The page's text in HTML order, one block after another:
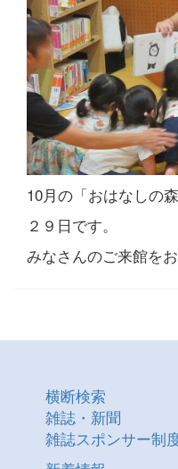
10月の「おはなしの
２９日です。
みなさんのご来館を
横断検索
雑誌・新聞
雑誌スポンサー制